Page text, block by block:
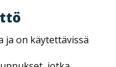
ja on käytettävissä